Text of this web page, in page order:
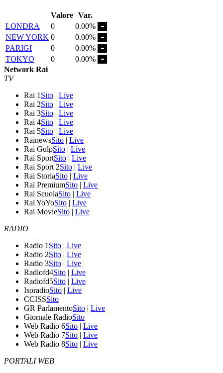
Valore Var.
LONDRA
0
0.00%
NEW YORK 0
0.00%
PARIGI
0
0.00%
TOKYO
0
0.00%
Network Rai
TV
Rai 1 Sito | Live
Rai 2Sito | Live
Rai 3Sito | Live
Rai 4Sito | Live
Rai 5Sito | Live
RainewsSito | Live
Rai GulpSito | Live
Rai SportSito | Live
Rai Sport 2Sito | Live
Rai StoriaSito | Live
Rai PremiumSito | Live
Rai ScuolaSito | Live
Rai YoYoSito | Live
Rai MovieSito | Live
RADIO
Radio 1 Sito | Live
Radio 2Sito | Live
Radio 3Sito | Live
Radiofd4Sito | Live
Radiofd5Sito | Live
IsoradioSito | Live
CCISSSito
GR ParlamentoSito | Live
Giornale RadioSito
Web Radio 6Sito | Live
Web Radio 7Sito | Live
Web Radio 8Sito | Live
PORTALI WEB